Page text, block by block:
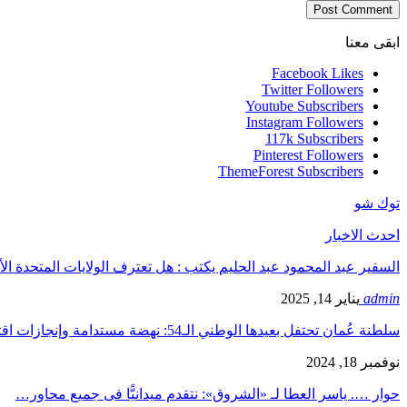
ابقى معنا
Facebook Likes
Twitter Followers
Youtube Subscribers
Instagram Followers
117k Subscribers
Pinterest Followers
ThemeForest Subscribers
توك شو
احدث الاخبار
السفير عبد المحمود عبد الحليم يكتب : هل تعترف الولايات المتحدة
admin يناير 14, 2025
سلطنة عُمان تحتفل بعيدها الوطني الـ54: نهضة مستدامة وإنجازات اقتصادية…
نوفمبر 18, 2024
حوار …. ياسر العطا لـ «الشروق»: نتقدم ميدانيًّا فى جميع محاور…